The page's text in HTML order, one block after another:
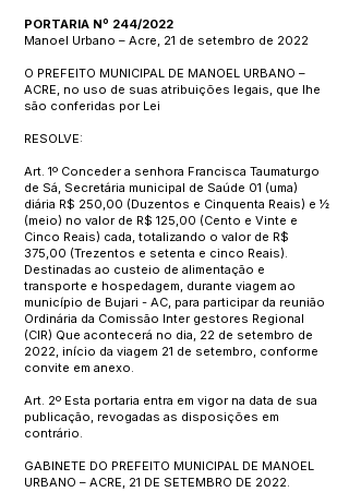
PORTARIA Nº 244/2022
Manoel Urbano – Acre, 21 de setembro de 2022
O PREFEITO MUNICIPAL DE MANOEL URBANO –
ACRE, no uso de suas atribuições legais, que lhe
são conferidas por Lei
RESOLVE:
Art. 1º Conceder a senhora Francisca Taumaturgo
de Sá, Secretária municipal de Saúde 01 (uma)
diária R$ 250,00 (Duzentos e Cinquenta Reais) e ½
(meio) no valor de R$ 125,00 (Cento e Vinte e
Cinco Reais) cada, totalizando o valor de R$
375,00 (Trezentos e setenta e cinco Reais).
Destinadas ao custeio de alimentação e
transporte e hospedagem, durante viagem ao
município de Bujari - AC, para participar da reunião
Ordinária da Comissão Inter gestores Regional
(CIR) Que acontecerá no dia, 22 de setembro de
2022, início da viagem 21 de setembro, conforme
convite em anexo.
Art. 2º Esta portaria entra em vigor na data de sua
publicação, revogadas as disposições em
contrário.
GABINETE DO PREFEITO MUNICIPAL DE MANOEL
URBANO – ACRE, 21 DE SETEMBRO DE 2022.